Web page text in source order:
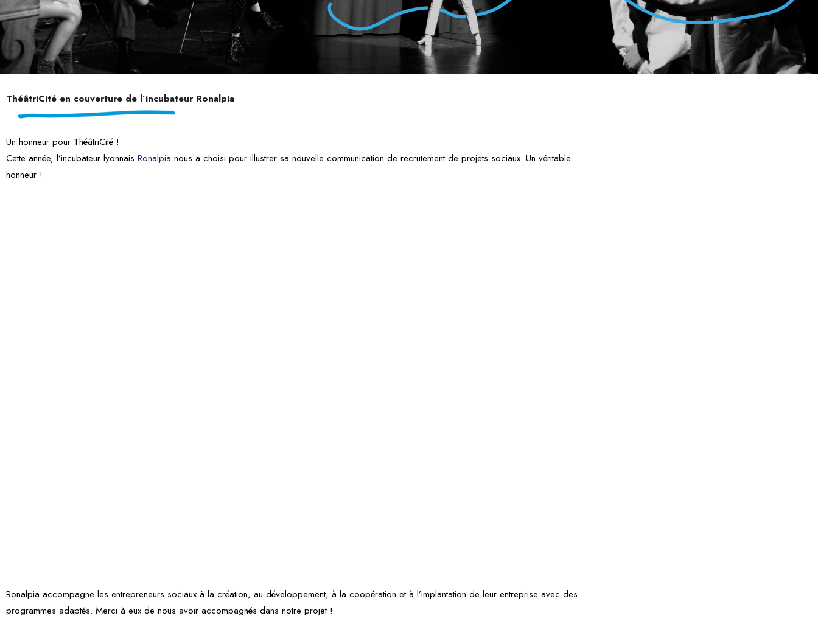
ThéâtriCité en couverture de l’incubateur Ronalpia
Un honneur pour ThéâtriCité !
Cette année, l’incubateur lyonnais Ronalpia nous a choisi pour illustrer sa nouvelle communication de recrutement de projets sociaux. Un véritable
honneur !
Ronalpia accompagne les entrepreneurs sociaux à la création, au développement, à la coopération et à l’implantation de leur entreprise avec des
programmes adaptés. Merci à eux de nous avoir accompagnés dans notre projet !